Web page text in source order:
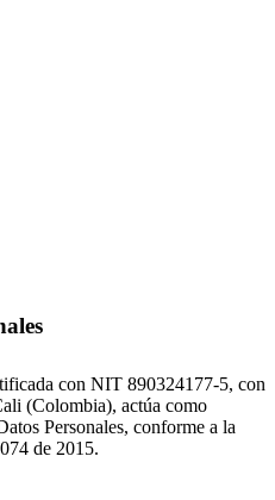
con NIT 890324177-5, con
(Colombia), actúa como
Personales, conforme a la
de 2015.